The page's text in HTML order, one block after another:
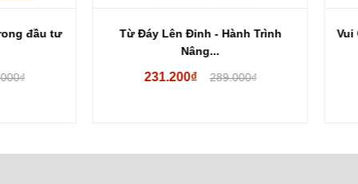
Lên Đỉnh - Hành Trình
231.200₫
Vui Cười Lên Cùng Chứng
119.200₫